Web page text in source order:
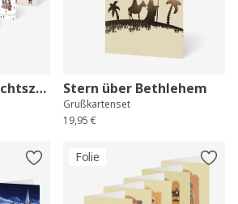
Fröhliche Weihnachtszeit Stern über Bethlehem
Grußkartenset
19,95 €
Folie